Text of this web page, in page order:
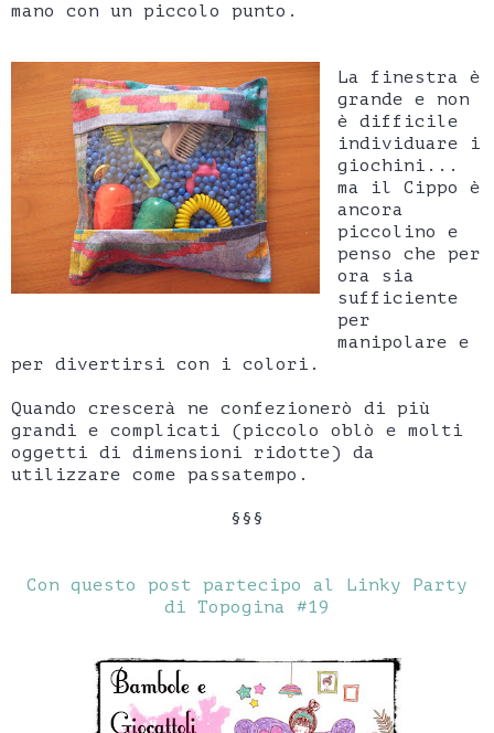
mano con un piccolo punto.
La finestra è
grande e non
è difficile
individuare i
giochini...
ma il Cippo è
ancora
piccolino e
penso che per
ora sia
sufficiente
per
manipolare e
per divertirsi con i colori.
Quando crescerà ne confezionerò di più
grandi e complicati (piccolo oblò e molti
oggetti di dimensioni ridotte) da
utilizzare come passatempo.
§§§
Con questo post partecipo al Linky Party
di Topogina #19